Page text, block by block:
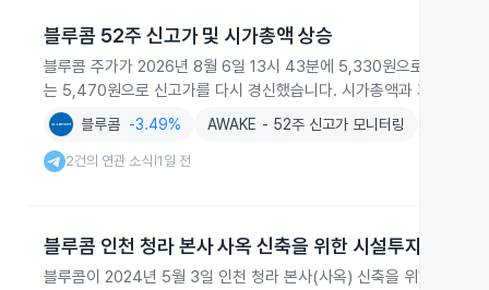
블루콤 52주 신고가 및 시가총액 상승
블루콤 주가가 2026년 8월 6일 13시 43분에 5,330원으로 52주 신
는 5,470원으로 신고가를 다시 경신했습니다. 시가총액과 거래대금
블루콤 -3.49% AWAKE - 52주 신고가 모니터링
2건의 연관 소식 1일 전
블루콤 인천 청라 본사 사옥 신축을 위한 시설투자
블루콤이 2024년 5월 3일 인천 청라 본사(사옥) 신축을 위해 220억